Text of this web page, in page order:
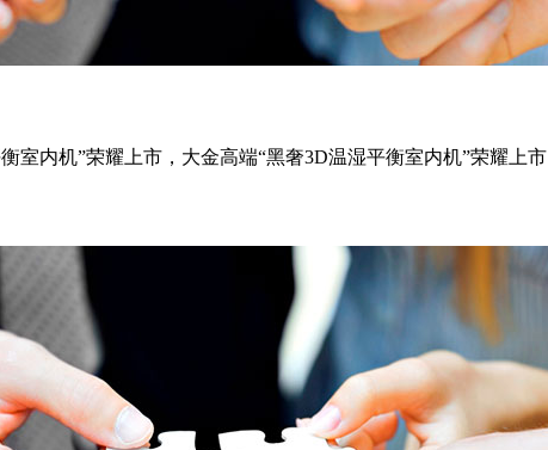
室内机”荣耀上市，大金高端“黑奢3D温湿平衡室内机”荣耀上市